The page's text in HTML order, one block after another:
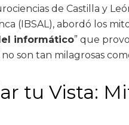
de Castilla y
(IBSAL), abordó los
informático” que
son tan milagrosas
tu Vista: